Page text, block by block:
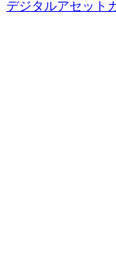
デジタルアセット